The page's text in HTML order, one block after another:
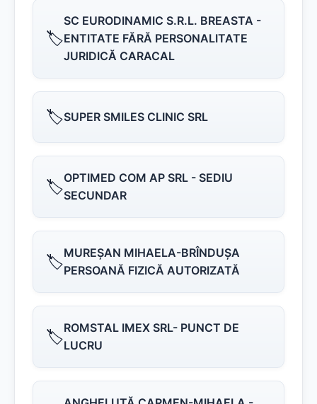
🏷️
SC EURODINAMIC S.R.L. BREASTA -
ENTITATE FĂRĂ PERSONALITATE
JURIDICĂ CARACAL
🏷️SUPER SMILES CLINIC SRL
🏷️OPTIMED COM AP SRL - SEDIU
SECUNDAR
🏷️MUREŞAN MIHAELA-BRÎNDUŞA
PERSOANĂ FIZICĂ AUTORIZATĂ
🏷️ROMSTAL IMEX SRL- PUNCT DE
LUCRU